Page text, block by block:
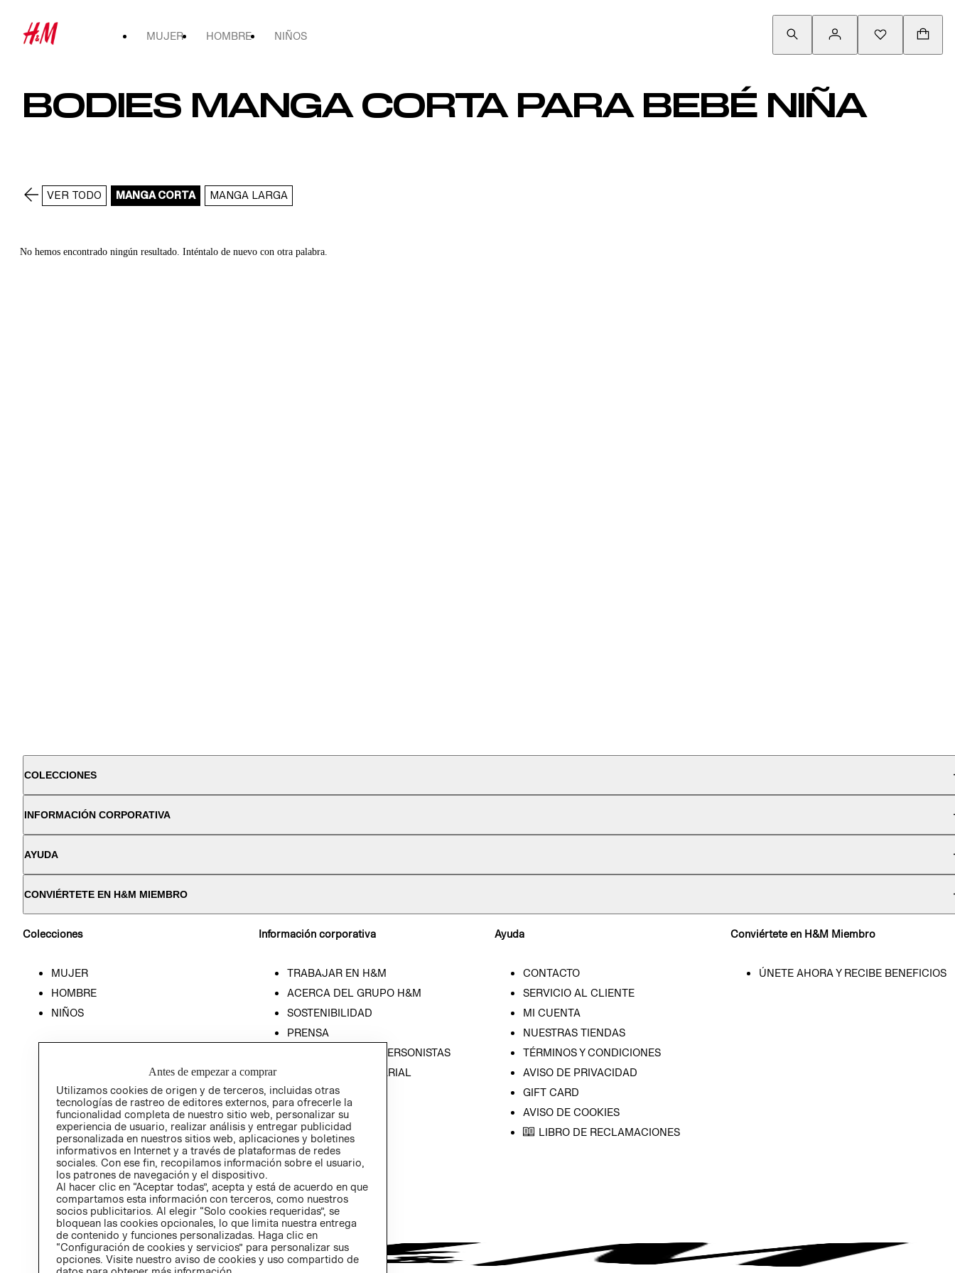
MUJER HOMBRE NIÑOS
BODIES MANGA CORTA PARA BEBÉ NIÑA
VER TODO MANGA CORTA MANGA LARGA
No hemos encontrado ningún resultado. Inténtalo de nuevo con otra palabra.
COLECCIONES
INFORMACIÓN CORPORATIVA
AYUDA
CONVIÉRTETE EN H&M MIEMBRO
Colecciones
MUJER
HOMBRE
NIÑOS
Información corporativa
TRABAJAR EN H&M
ACERCA DEL GRUPO H&M
SOSTENIBILIDAD
PRENSA
RELACIÓN CON INVERSONISTAS
POLÍTICA EMPRESARIAL
Ayuda
CONTACTO
SERVICIO AL CLIENTE
MI CUENTA
NUESTRAS TIENDAS
TÉRMINOS Y CONDICIONES
AVISO DE PRIVACIDAD
GIFT CARD
AVISO DE COOKIES
LIBRO DE RECLAMACIONES
Conviértete en H&M Miembro
ÚNETE AHORA Y RECIBE BENEFICIOS
Antes de empezar a comprar
Utilizamos cookies de origen y de terceros, incluidas otras
tecnologías de rastreo de editores externos, para ofrecerle la
funcionalidad completa de nuestro sitio web, personalizar su
experiencia de usuario, realizar análisis y entregar publicidad
personalizada en nuestros sitios web, aplicaciones y boletines
informativos en Internet y a través de plataformas de redes
sociales. Con ese fin, recopilamos información sobre el usuario,
los patrones de navegación y el dispositivo.
Al hacer clic en “Aceptar todas”, acepta y está de acuerdo en que
compartamos esta información con terceros, como nuestros
socios publicitarios. Al elegir “Solo cookies requeridas”, se
bloquean las cookies opcionales, lo que limita nuestra entrega
de contenido y funciones personalizadas. Haga clic en
“Configuración de cookies y servicios” para personalizar sus
opciones. Visite nuestro aviso de cookies y uso compartido de